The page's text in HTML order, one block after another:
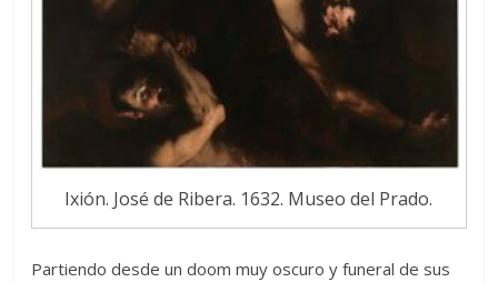
Ixión. José de Ribera. 1632. Museo del Prado.
Partiendo desde un doom muy oscuro y funeral de sus